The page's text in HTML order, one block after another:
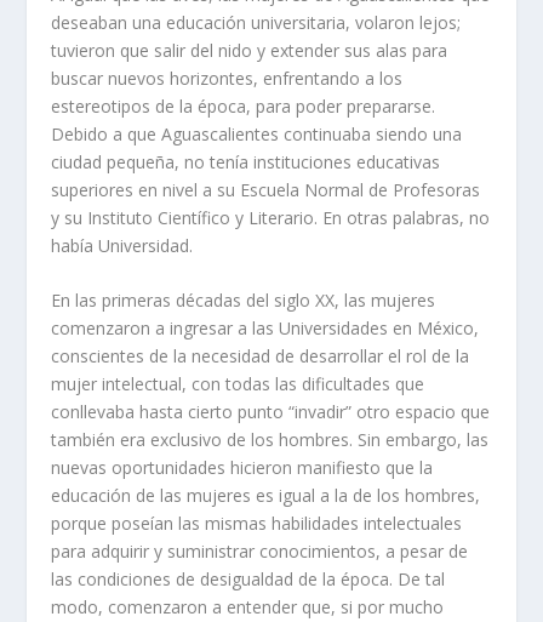
deseaban una educación universitaria, volaron lejos;
tuvieron que salir del nido y extender sus alas para
buscar nuevos horizontes, enfrentando a los
estereotipos de la época, para poder prepararse.
Debido a que Aguascalientes continuaba siendo una
ciudad pequeña, no tenía instituciones educativas
superiores en nivel a su Escuela Normal de Profesoras
y su Instituto Científico y Literario. En otras palabras, no
había Universidad.
En las primeras décadas del siglo XX, las mujeres
comenzaron a ingresar a las Universidades en México,
conscientes de la necesidad de desarrollar el rol de la
mujer intelectual, con todas las dificultades que
conllevaba hasta cierto punto “invadir” otro espacio que
también era exclusivo de los hombres. Sin embargo, las
nuevas oportunidades hicieron manifiesto que la
educación de las mujeres es igual a la de los hombres,
porque poseían las mismas habilidades intelectuales
para adquirir y suministrar conocimientos, a pesar de
las condiciones de desigualdad de la época. De tal
modo, comenzaron a entender que, si por mucho